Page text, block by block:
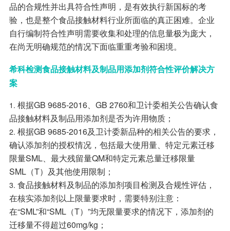
品的合规性并出具符合性声明，是有效执行新国标的考
验，也是整个食品接触材料行业所面临的真正困难。企业
自行编制符合性声明需要收集和处理的信息量极为庞大，
在尚无明确规范的情况下面临重重考验和困境。
希科检测食品接触材料及制品用添加剂符合性评价解决方
案
根据GB 9685-2016、GB 2760和卫计委相关公告确认食
品接触材料及制品用添加剂是否为许用物质；
根据GB 9685-2016及卫计委新品种的相关公告的要求，
确认添加剂的授权情况，包括最大使用量、特定元素迁移
限量SML、最大残留量QM和特定元素总量迁移限量
SML（T）及其他使用限制；
食品接触材料及制品的添加剂项目检测及合规性评估，
在核实添加剂以上限量要求时，需要特别注意：
在“SML”和“SML（T）”均无限量要求的情况下，添加剂的
迁移量不得超过60mg/kg；